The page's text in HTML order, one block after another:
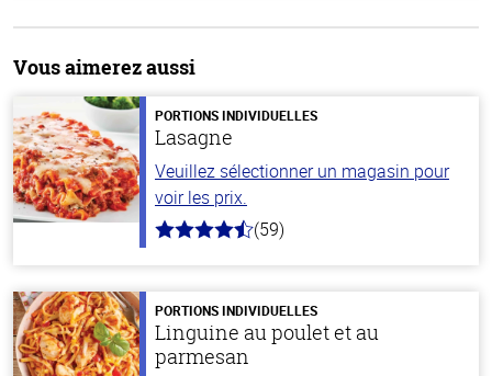
Vous aimerez aussi
PORTIONS INDIVIDUELLES
Lasagne
Veuillez sélectionner un magasin pour
voir les prix.
4.3
stars
(59)
PORTIONS INDIVIDUELLES
Linguine au poulet et au
parmesan